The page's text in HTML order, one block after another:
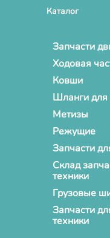
Каталог
Запчасти
Ходовая
Ковши
Шланги для
Метизы
Режущие
Запчасти
Склад
техники
Грузовые
Запчасти
техники